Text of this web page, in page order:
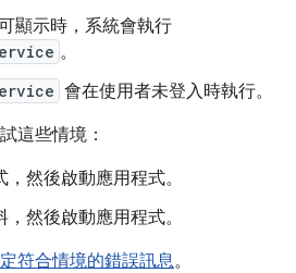
顯示時，系統會執行
。
會在使用者未登入時執行。
這些情境：
然後啟動應用程式。
然後啟動應用程式。
符合情境的錯誤訊息。